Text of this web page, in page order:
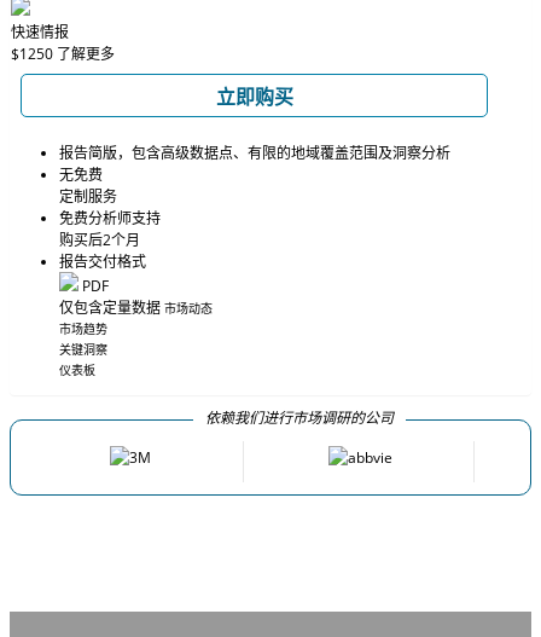
快速情报
$1250 了解更多
立即购买
报告简版，包含高级数据点、有限的地域覆盖范围及洞察分析
无免费
定制服务
免费分析师支持
购买后2个月
报告交付格式
PDF
仅包含定量数据 市场动态
市场趋势
关键洞察
仪表板
依赖我们进行市场调研的公司